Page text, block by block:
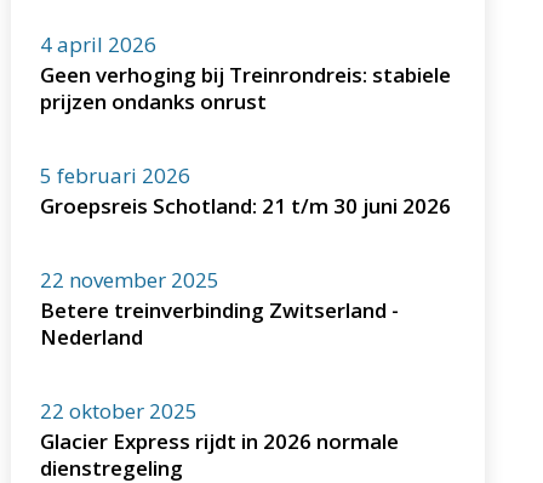
4 april 2026
Geen verhoging bij Treinrondreis: stabiele
prijzen ondanks onrust
5 februari 2026
Groepsreis Schotland: 21 t/m 30 juni 2026
22 november 2025
Betere treinverbinding Zwitserland -
Nederland
22 oktober 2025
Glacier Express rijdt in 2026 normale
dienstregeling